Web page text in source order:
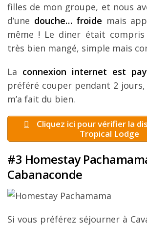
filles de mon groupe, et nous
d’une douche… froide mais
même ! Le diner était
très bien mangé, simple mais
La connexion internet est
préféré couper pendant 2 jours,
m’a fait du bien.
Cliquez ici pour vérifier la
Tropical Lodge
#3 Homestay
Cabanaconde
Si vous préférez séjourner à